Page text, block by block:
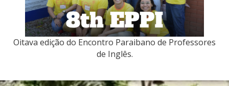
Oitava edição do Encontro Paraibano de Professores
de Inglês.